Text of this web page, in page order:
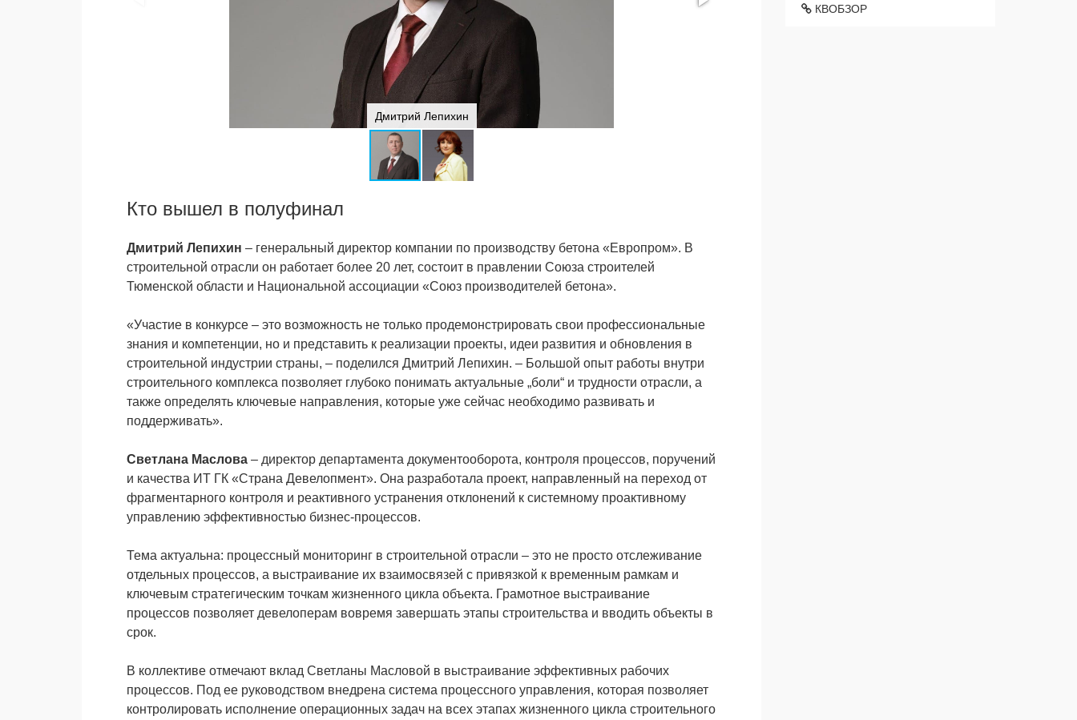
Дмитрий Лепихин
Кто вышел в полуфинал
Дмитрий Лепихин – генеральный директор компании по производству бетона «Европром». В
строительной отрасли он работает более 20 лет, состоит в правлении Союза строителей
Тюменской области и Национальной ассоциации «Союз производителей бетона».
«Участие в конкурсе – это возможность не только продемонстрировать свои профессиональные
знания и компетенции, но и представить к реализации проекты, идеи развития и обновления в
строительной индустрии страны, – поделился Дмитрий Лепихин. – Большой опыт работы внутри
строительного комплекса позволяет глубоко понимать актуальные „боли“ и трудности отрасли, а
также определять ключевые направления, которые уже сейчас необходимо развивать и
поддерживать».
Светлана Маслова – директор департамента документооборота, контроля процессов, поручений
и качества ИТ ГК «Страна Девелопмент». Она разработала проект, направленный на переход от
фрагментарного контроля и реактивного устранения отклонений к системному проактивному
управлению эффективностью бизнес-процессов.
Тема актуальна: процессный мониторинг в строительной отрасли – это не просто отслеживание
отдельных процессов, а выстраивание их взаимосвязей с привязкой к временным рамкам и
ключевым стратегическим точкам жизненного цикла объекта. Грамотное выстраивание
процессов позволяет девелоперам вовремя завершать этапы строительства и вводить объекты в
срок.
В коллективе отмечают вклад Светланы Масловой в выстраивание эффективных рабочих
процессов. Под ее руководством внедрена система процессного управления, которая позволяет
контролировать исполнение операционных задач на всех этапах жизненного цикла строительного
КВОБЗОР